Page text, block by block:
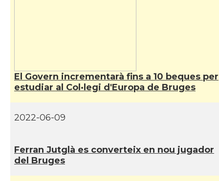
El Govern incrementarà fins a 10 beques per
estudiar al Col·legi d'Europa de Bruges
2022-06-09
Ferran Jutglà es converteix en nou jugador
del Bruges